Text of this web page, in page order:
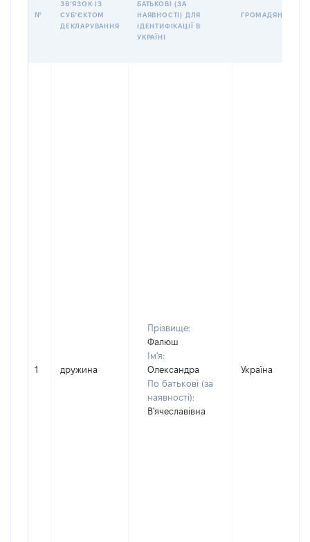
№
ЗВʼЯЗОК ІЗ
СУБʼЄКТОМ
ДЕКЛАРУВАННЯ
БАТЬКОВІ (ЗА
НАЯВНОСТІ) ДЛЯ
ІДЕНТИФІКАЦІЇ В
УКРАЇНІ
ГРОМАДЯНСТВО
1 дружина
Прізвище:
Фалюш
Ім'я:
Олександра
По батькові (за
наявності):
В'ячеславівна
Україна